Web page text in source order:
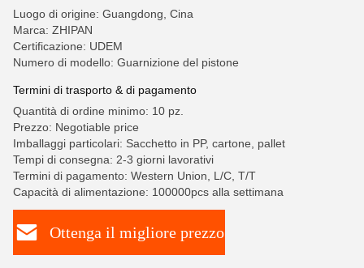
Luogo di origine: Guangdong, Cina
Marca: ZHIPAN
Certificazione: UDEM
Numero di modello: Guarnizione del pistone
Termini di trasporto & di pagamento
Quantità di ordine minimo: 10 pz.
Prezzo: Negotiable price
Imballaggi particolari: Sacchetto in PP, cartone, pallet
Tempi di consegna: 2-3 giorni lavorativi
Termini di pagamento: Western Union, L/C, T/T
Capacità di alimentazione: 100000pcs alla settimana
Ottenga il migliore prezzo